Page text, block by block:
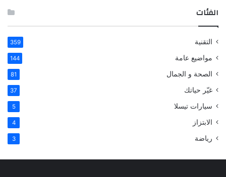
الفئات
التقنية 359
مواضيع عامة 144
الصحة و الجمال 81
غيّر حياتك 37
سيارات تيسلا 5
الابتزاز 4
رياضة 3